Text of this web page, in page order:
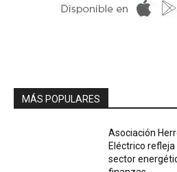
MÁS POPULARES
Asociación
Eléctrico
sector